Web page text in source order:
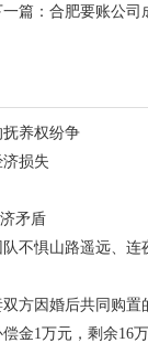
篇： 合肥要账公司成功调解一起
养权纷争
损失
矛盾
不惧山路遥远、连
方因婚后共同购
金1万元，剩余16